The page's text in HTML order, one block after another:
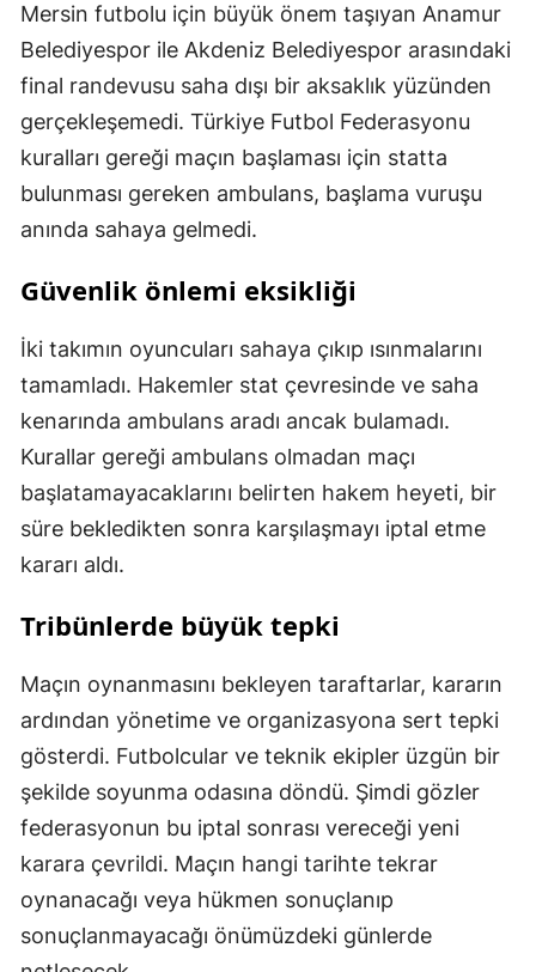
Mersin futbolu için büyük önem taşıyan Anamur
Belediyespor ile Akdeniz Belediyespor arasındaki
final randevusu saha dışı bir aksaklık yüzünden
gerçekleşemedi. Türkiye Futbol Federasyonu
kuralları gereği maçın başlaması için statta
bulunması gereken ambulans, başlama vuruşu
anında sahaya gelmedi.
Güvenlik önlemi eksikliği
İki takımın oyuncuları sahaya çıkıp ısınmalarını
tamamladı. Hakemler stat çevresinde ve saha
kenarında ambulans aradı ancak bulamadı.
Kurallar gereği ambulans olmadan maçı
başlatamayacaklarını belirten hakem heyeti, bir
süre bekledikten sonra karşılaşmayı iptal etme
kararı aldı.
Tribünlerde büyük tepki
Maçın oynanmasını bekleyen taraftarlar, kararın
ardından yönetime ve organizasyona sert tepki
gösterdi. Futbolcular ve teknik ekipler üzgün bir
şekilde soyunma odasına döndü. Şimdi gözler
federasyonun bu iptal sonrası vereceği yeni
karara çevrildi. Maçın hangi tarihte tekrar
oynanacağı veya hükmen sonuçlanıp
sonuçlanmayacağı önümüzdeki günlerde